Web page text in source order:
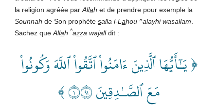
la religion agréée par Allah et de prendre pour exemple la
Sounnah de Son prophète salla l-L ahou ^alayhi wasallam
Sachez que Allah ^azza wajalldit :
﴿ يَـٰٓأَيُّهَا ٱلَّذِينَ ءَامَنُواْ ٱتَّقُواْ ٱللَّهَ وَكُونُواْ
مَعَ ٱلصَّـٰدِقِينَ ١١٩ ﴾